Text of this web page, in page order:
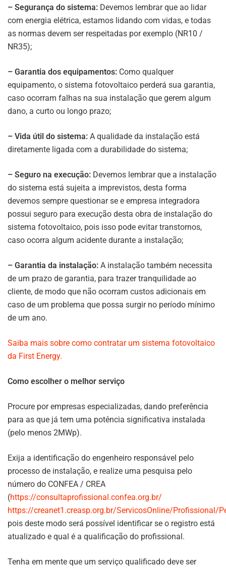
– Segurança do sistema: Devemos lembrar que ao lidar
com energia elétrica, estamos lidando com vidas, e todas
as normas devem ser respeitadas por exemplo (NR10 /
NR35);
– Garantia dos equipamentos: Como qualquer
equipamento, o sistema fotovoltaico perderá sua garantia,
caso ocorram falhas na sua instalação que gerem algum
dano, a curto ou longo prazo;
– Vida útil do sistema: A qualidade da instalação está
diretamente ligada com a durabilidade do sistema;
– Seguro na execução: Devemos lembrar que a instalação
do sistema está sujeita a imprevistos, desta forma
devemos sempre questionar se e empresa integradora
possui seguro para execução desta obra de instalação do
sistema fotovoltaico, pois isso pode evitar transtornos,
caso ocorra algum acidente durante a instalação;
– Garantia da instalação: A instalação também necessita
de um prazo de garantia, para trazer tranquilidade ao
cliente, de modo que não ocorram custos adicionais em
caso de um problema que possa surgir no período mínimo
de um ano.
Saiba mais sobre como contratar um sistema fotovoltaico
da First Energy.
Como escolher o melhor serviço
Procure por empresas especializadas, dando preferência
para as que já tem uma potência significativa instalada
(pelo menos 2MWp).
Exija a identificação do engenheiro responsável pelo
processo de instalação, e realize uma pesquisa pelo
número do CONFEA / CREA
(https://consultaprofissional.confea.org.br/
https://creanet1.creasp.org.br/ServicosOnline/Profissional/
pois deste modo será possível identificar se o registro está
atualizado e qual é a qualificação do profissional.
Tenha em mente que um serviço qualificado deve ser